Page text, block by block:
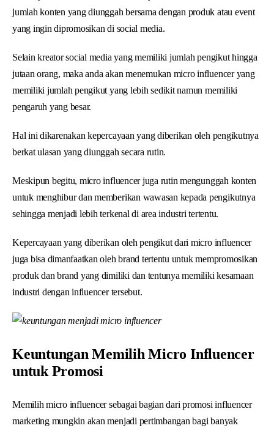
jumlah konten yang diunggah bersama dengan produk atau event
yang ingin dipromosikan di social media.
Selain kreator social media yang memiliki jumlah pengikut hingga
jutaan orang, maka anda akan menemukan micro influencer yang
memiliki jumlah pengikut yang lebih sedikit namun memiliki
pengaruh yang besar.
Hal ini dikarenakan kepercayaan yang diberikan oleh pengikutnya
berkat ulasan yang diunggah secara rutin.
Meskipun begitu, micro influencer juga rutin mengunggah konten
untuk menghibur dan memberikan wawasan kepada pengikutnya
sehingga menjadi lebih terkenal di area industri tertentu.
Kepercayaan yang diberikan oleh pengikut dari micro influencer
juga bisa dimanfaatkan oleh brand tertentu untuk mempromosikan
produk dan brand yang dimiliki dan tentunya memiliki kesamaan
industri dengan influencer tersebut.
Keuntungan Memilih Micro Influencer
untuk Promosi
Memilih micro influencer sebagai bagian dari promosi influencer
marketing mungkin akan menjadi pertimbangan bagi banyak